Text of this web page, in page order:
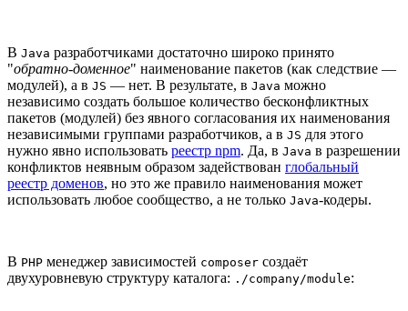
В Java разработчиками достаточно широко принято
"обратно-доменное" наименование пакетов (как следствие —
модулей), а в JS — нет. В результате, в Java можно
независимо создать большое количество бесконфликтных
пакетов (модулей) без явного согласования их наименования
независимыми группами разработчиков, а в JS для этого
нужно явно использовать реестр npm. Да, в Java в разрешении
конфликтов неявным образом задействован глобальный
реестр доменов, но это же правило наименования может
использовать любое сообщество, а не только Java-кодеры.
В PHP менеджер зависимостей composer создаёт
двухуровневую структуру каталога: ./company/module: